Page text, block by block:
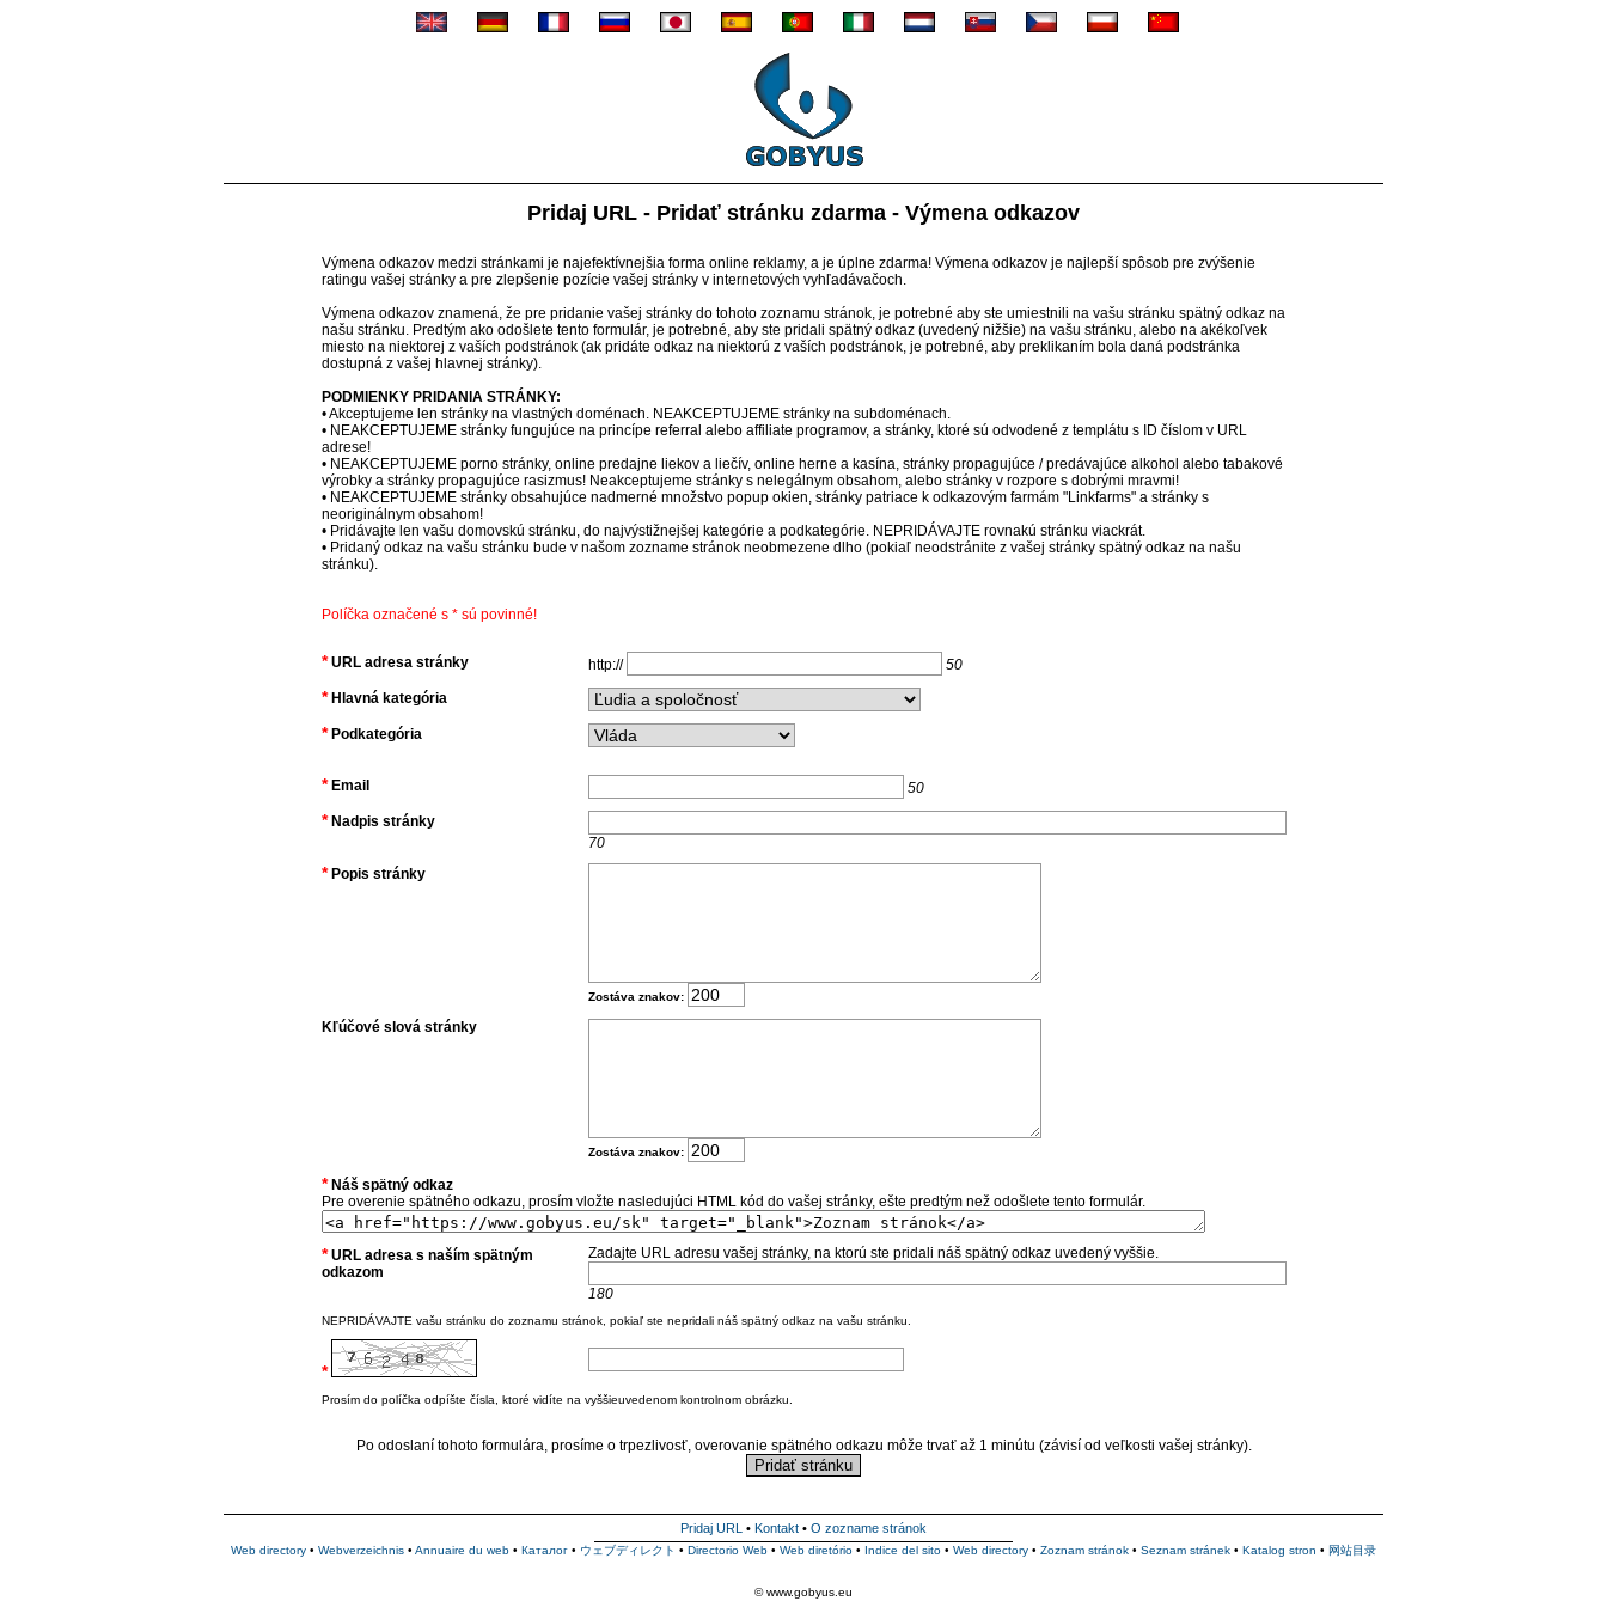
Pridaj URL - Pridať stránku zdarma - Výmena odkazov
Výmena odkazov medzi stránkami je najefektívnejšia forma online reklamy, a je úplne zdarma! Výmena odkazov je najlepší spôsob pre zvýšenie
ratingu vašej stránky a pre zlepšenie pozície vašej stránky v internetových vyhľadávačoch.
Výmena odkazov znamená, že pre pridanie vašej stránky do tohoto zoznamu stránok, je potrebné aby ste umiestnili na vašu stránku spätný odkaz na
našu stránku. Predtým ako odošlete tento formulár, je potrebné, aby ste pridali spätný odkaz (uvedený nižšie) na vašu stránku, alebo na akékoľvek
miesto na niektorej z vaších podstránok (ak pridáte odkaz na niektorú z vaších podstránok, je potrebné, aby preklikaním bola daná podstránka
dostupná z vašej hlavnej stránky).
PODMIENKY PRIDANIA STRÁNKY:
• Akceptujeme len stránky na vlastných doménach. NEAKCEPTUJEME stránky na subdoménach.
• NEAKCEPTUJEME stránky fungujúce na princípe referral alebo affiliate programov, a stránky, ktoré sú odvodené z templátu s ID číslom v URL
adrese!
• NEAKCEPTUJEME porno stránky, online predajne liekov a liečív, online herne a kasína, stránky propagujúce / predávajúce alkohol alebo tabakové
výrobky a stránky propagujúce rasizmus! Neakceptujeme stránky s nelegálnym obsahom, alebo stránky v rozpore s dobrými mravmi!
• NEAKCEPTUJEME stránky obsahujúce nadmerné množstvo popup okien, stránky patriace k odkazovým farmám "Linkfarms" a stránky s
neoriginálnym obsahom!
• Pridávajte len vašu domovskú stránku, do najvýstižnejšej kategórie a podkategórie. NEPRIDÁVAJTE rovnakú stránku viackrát.
• Pridaný odkaz na vašu stránku bude v našom zozname stránok neobmezene dlho (pokiaľ neodstránite z vašej stránky spätný odkaz na našu
stránku).
Políčka označené s * sú povinné!
*URL adresa stránky http:// 50
*Hlavná kategória
*Podkategória
*Email 50
*Nadpis stránky
70
*Popis stránky
Zostáva znakov:
Kľúčové slová stránky
Zostáva znakov:
* Náš spätný odkaz
Pre overenie spätného odkazu, prosím vložte nasledujúci HTML kód do vašej stránky, ešte predtým než odošlete tento formulár.
*URL adresa s naším spätným
odkazom
Zadajte URL adresu vašej stránky, na ktorú ste pridali náš spätný odkaz uvedený vyššie.
180
NEPRIDÁVAJTE vašu stránku do zoznamu stránok, pokiaľ ste nepridali náš spätný odkaz na vašu stránku.
*
Prosím do políčka odpíšte čísla, ktoré vidíte na vyššieuvedenom kontrolnom obrázku.
Po odoslaní tohoto formulára, prosíme o trpezlivosť, overovanie spätného odkazu môže trvať až 1 minútu (závisí od veľkosti vašej stránky).
Pridaj URL • Kontakt • O zozname stránok
Web directory • Webverzeichnis • Annuaire du web • Каталог • ウェブディレクト • Directorio Web • Web diretório • Indice del sito • Web directory • Zoznam stránok • Seznam stránek • Katalog stron • 网站目录
© www.gobyus.eu